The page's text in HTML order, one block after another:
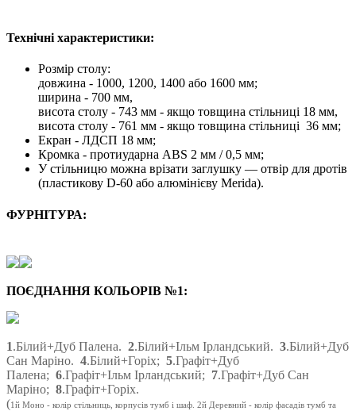
Технічні характеристики:
Розмір столу:
довжина - 1000, 1200, 1400 або 1600 мм;
ширина - 700 мм,
висота столу - 743 мм - якщо товщина стільниці 18 мм,
висота столу - 761 мм - якщо товщина стільниці 36 мм;
Екран - ЛДСП 18 мм;
Кромка - протиударна ABS 2 мм / 0,5 мм;
У стільницю можна врізати заглушку — отвір для дротів
(пластикову D-60 або алюмінієву Merida).
ФУРНІТУРА:
ПОЄДНАННЯ КОЛЬОРІВ №1:
1.Білий+Дуб Палена. 2.Білий+Ільм Ірландський. 3.Білий+Дуб
Сан Маріно. 4.Білий+Горіх; 5.Графіт+Дуб
Палена; 6.Графіт+Ільм Ірландський; 7.Графіт+Дуб Сан
Маріно; 8.Графіт+Горіх.
(1й Моно - колір стільниць, корпусів тумб і шаф. 2й Деревний - колір фасадів тумб та